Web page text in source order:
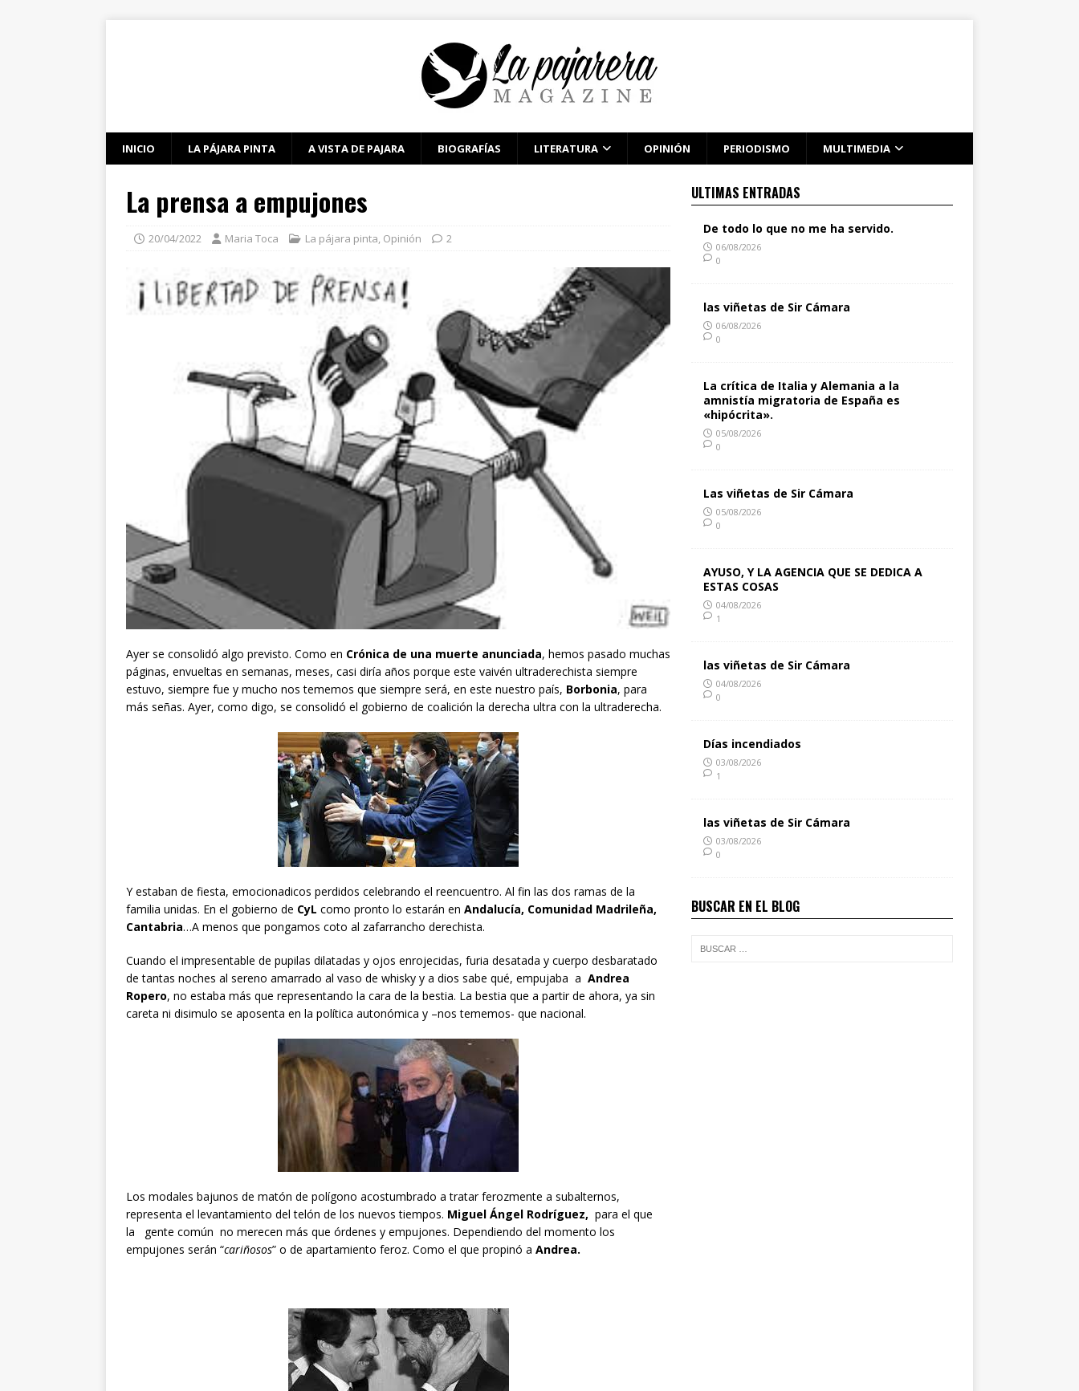
INICIO LA PÁJARA PINTA A VISTA DE PAJARA BIOGRAFÍAS LITERATURA OPINIÓN PERIODISMO MULTIMEDIA
La prensa a empujones
20/04/2022 Maria Toca La pájara pinta, Opinión 2
Ayer se consolidó algo previsto. Como en Crónica de una muerte anunciada, hemos pasado muchas
páginas, envueltas en semanas, meses, casi diría años porque este vaivén ultraderechista siempre
estuvo, siempre fue y mucho nos tememos que siempre será, en este nuestro país, Borbonia, para
más señas. Ayer, como digo, se consolidó el gobierno de coalición la derecha ultra con la ultraderecha.
Y estaban de fiesta, emocionadicos perdidos celebrando el reencuentro. Al fin las dos ramas de la
familia unidas. En el gobierno de CyL como pronto lo estarán en Andalucía, Comunidad Madrileña,
Cantabria…A menos que pongamos coto al zafarrancho derechista.
Cuando el impresentable de pupilas dilatadas y ojos enrojecidas, furia desatada y cuerpo desbaratado
de tantas noches al sereno amarrado al vaso de whisky y a dios sabe qué, empujaba a Andrea
Ropero, no estaba más que representando la cara de la bestia. La bestia que a partir de ahora, ya sin
careta ni disimulo se aposenta en la política autonómica y –nos tememos- que nacional.
Los modales bajunos de matón de polígono acostumbrado a tratar ferozmente a subalternos,
representa el levantamiento del telón de los nuevos tiempos. Miguel Ángel Rodríguez, para el que
la gente común no merecen más que órdenes y empujones. Dependiendo del momento los
empujones serán “cariñosos” o de apartamiento feroz. Como el que propinó a Andrea.
ULTIMAS ENTRADAS
De todo lo que no me ha servido.
06/08/2026
0
las viñetas de Sir Cámara
06/08/2026
0
La crítica de Italia y Alemania a la
amnistía migratoria de España es
«hipócrita».
05/08/2026
0
Las viñetas de Sir Cámara
05/08/2026
0
AYUSO, Y LA AGENCIA QUE SE DEDICA A
ESTAS COSAS
04/08/2026
1
las viñetas de Sir Cámara
04/08/2026
0
Días incendiados
03/08/2026
1
las viñetas de Sir Cámara
03/08/2026
0
BUSCAR EN EL BLOG